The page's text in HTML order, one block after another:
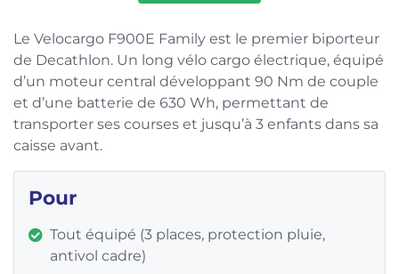
Le Velocargo F900E Family est le premier biporteur
de Decathlon. Un long vélo cargo électrique, équipé
d’un moteur central développant 90 Nm de couple
et d’une batterie de 630 Wh, permettant de
transporter ses courses et jusqu’à 3 enfants dans sa
caisse avant.
Pour
Tout équipé (3 places, protection pluie,
antivol cadre)